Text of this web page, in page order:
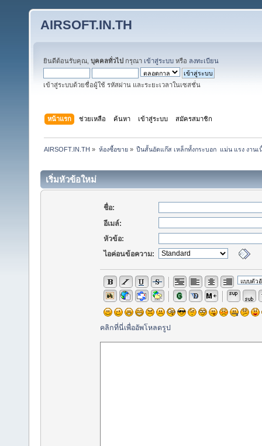
AIRSOFT.IN.TH
ยินดีต้อนรับคุณ, บุคคลทั่วไป กรุณา เข้าสู่ระบบ หรือ ลงทะเบียน
เข้าสู่ระบบด้วยชื่อผู้ใช้ รหัสผ่าน และระยะเวลาในเซสชั่น
หน้าแรก ช่วยเหลือ ค้นหา เข้าสู่ระบบ สมัครสมาชิก
AIRSOFT.IN.TH » ห้องซื้อขาย» ปืนสั้นอัดแก๊ส เหล็กทั้งกระบอก  แม่น แรง งาน
เริ่มหัวข้อใหม่
ชื่อ:
อีเมล์:
หัวข้อ:
ไอค่อนข้อความ:
คลิกที่นี่เพื่ออัพโหลดรูป